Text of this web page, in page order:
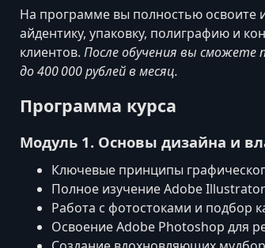
На программе вы полностью освоите
айдентику, упаковку, полиграфию и
клиентов. После обучения вы сможете
до 400 000 рублей в месяц.
Программа курса
Модуль 1. Основы дизайна и
Ключевые принципы
Полное изучение Adobe
Работа с фотостоками и подбор
Освоение Adobe Photoshop для